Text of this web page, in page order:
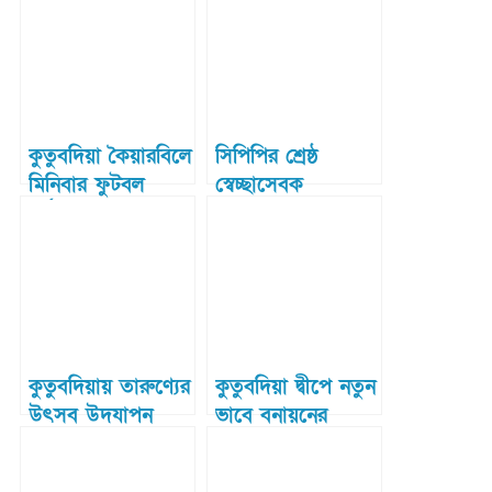
কুতুবদিয়া কৈয়ারবিলে
মিনিবার ফুটবল
সিপিপির শ্রেষ্ঠ
স্বেচ্ছাসেবক
কুতুবদিয়ায় তারুণ্যের
উৎসব উদযাপন
কুতুবদিয়া দ্বীপে নতুন
ভাবে বনায়নের